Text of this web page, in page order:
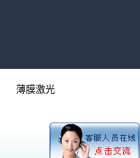
薄膜激光